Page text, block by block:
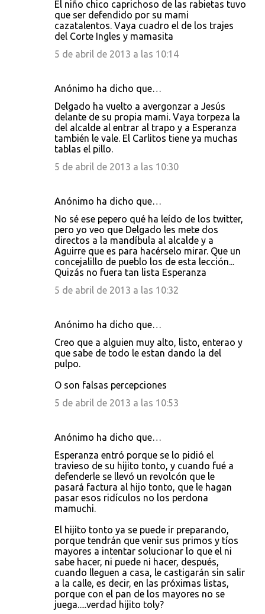
El niño chico caprichoso de las rabietas tuvo
que ser defendido por su mami
cazatalentos. Vaya cuadro el de los trajes
del Corte Ingles y mamasita
5 de abril de 2013 a las 10:14
Anónimo ha dicho que…
Delgado ha vuelto a avergonzar a Jesús
delante de su propia mami. Vaya torpeza la
del alcalde al entrar al trapo y a Esperanza
también le vale. El Carlitos tiene ya muchas
tablas el pillo.
5 de abril de 2013 a las 10:30
Anónimo ha dicho que…
No sé ese pepero qué ha leído de los twitter,
pero yo veo que Delgado les mete dos
directos a la mandíbula al alcalde y a
Aguirre que es para hacérselo mirar. Que un
concejalillo de pueblo los de esta lección...
Quizás no fuera tan lista Esperanza
5 de abril de 2013 a las 10:32
Anónimo ha dicho que…
Creo que a alguien muy alto, listo, enterao y
que sabe de todo le estan dando la del
pulpo.
O son falsas percepciones
5 de abril de 2013 a las 10:53
Anónimo ha dicho que…
Esperanza entró porque se lo pidió el
travieso de su hijito tonto, y cuando fué a
defenderle se llevó un revolcón que le
pasará factura al hijo tonto, que le hagan
pasar esos ridículos no los perdona
mamuchi.
El hijito tonto ya se puede ir preparando,
porque tendrán que venir sus primos y tíos
mayores a intentar solucionar lo que el ni
sabe hacer, ni puede ni hacer, después,
cuando lleguen a casa, le castigarán sin salir
a la calle, es decir, en las próximas listas,
porque con el pan de los mayores no se
juega.....verdad hijito toly?